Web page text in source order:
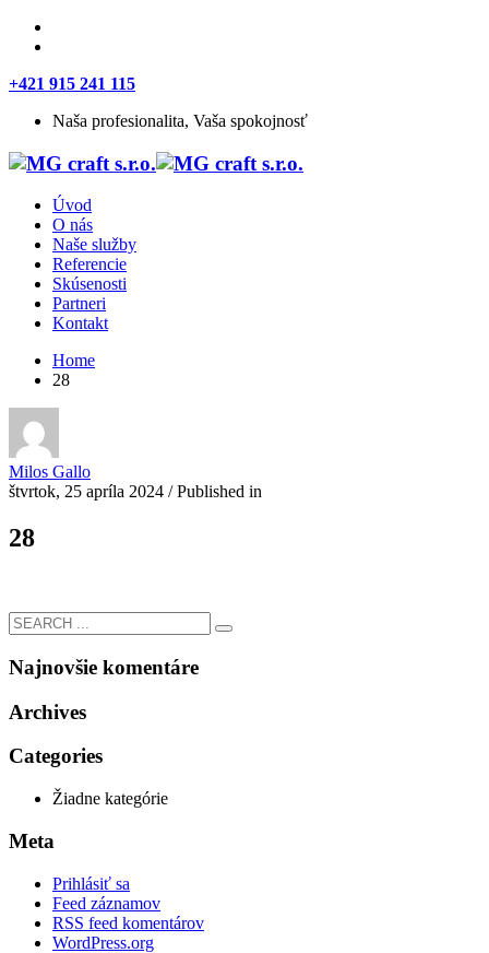
+421 915 241 115
Naša profesionalita, Vaša spokojnosť
Úvod
O nás
Naše služby
Referencie
Skúsenosti
Partneri
Kontakt
Home
28
Milos Gallo
štvrtok, 25 apríla 2024 /Published in
28
Najnovšie komentáre
Archives
Categories
Žiadne kategórie
Meta
Prihlásiť sa
Feed záznamov
RSS feed komentárov
WordPress.org